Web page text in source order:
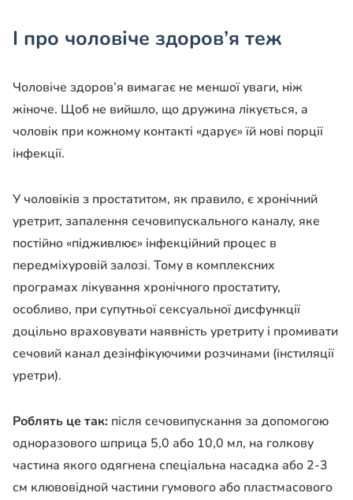
І про чоловіче здоров’я теж
Чоловіче здоров’я вимагає не меншої уваги, ніж
жіноче. Щоб не вийшло, що дружина лікується, а
чоловік при кожному контакті «дарує» їй нові порції
інфекції.
У чоловіків з простатитом, як правило, є хронічний
уретрит, запалення сечовипускального каналу, яке
постійно «підживлює» інфекційний процес в
передміхуровій залозі. Тому в комплексних
програмах лікування хронічного простатиту,
особливо, при супутньої сексуальної дисфункції
доцільно враховувати наявність уретриту і промивати
сечовий канал дезінфікуючими розчинами (інстиляції
уретри).
Роблять це так: після сечовипускання за допомогою
одноразового шприца 5,0 або 10,0 мл, на голкову
частина якого одягнена спеціальна насадка або 2-3
см клювовідной частини гумового або пластмасового